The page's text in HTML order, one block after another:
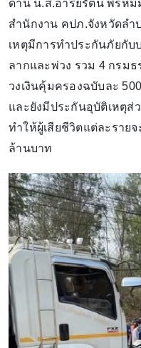
ด้าน น.ส.อารีย์รัตน์ พรห
สำนักงาน คปภ.จังหวัดลำ
เหตุมีการทำประกันภัยกับ
ลากและพ่วง รวม 4 กรม
วงเงินคุ้มครองฉบับละ
และยังมีประกันอุบัติเหตุส่
ทำให้ผู้เสียชีวิตแต่ละราย
ล้านบาท